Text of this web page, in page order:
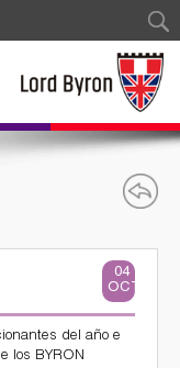
04
OCT
del año e
los BYRON